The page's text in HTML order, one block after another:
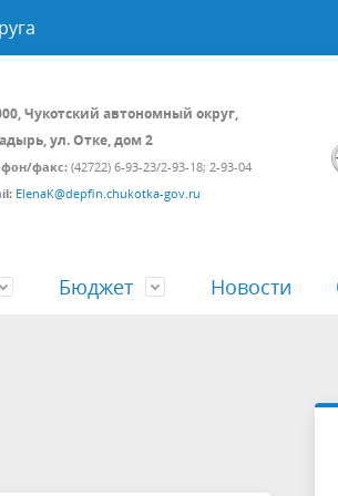
Чукотский автономный округ,
ул. Отке, дом 2
факс: (42722) 6-93-23/2-93-18; 2-93-04
ElenaK@depfin.chukotka-gov.ru
Бюджет Новости